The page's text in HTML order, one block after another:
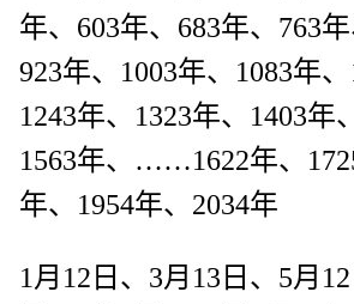
年、603年、683年、763年
923年、1003年、1083年、
1243年、1323年、1403年
1563年、……1622年、
年、1954年、2034年
1月12日、3月13日、5月